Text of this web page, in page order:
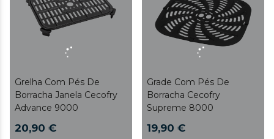
Grelha Com Pés De
Borracha Janela Cecofry
Advance 9000
20,90 €
Grade Com Pés De
Borracha Cecofry
Supreme 8000
19,90 €